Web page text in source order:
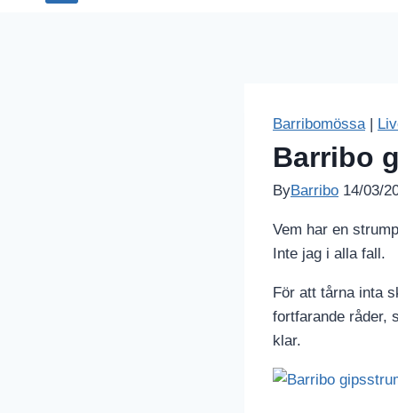
Barribomössa |
Barribo
ByBarribo 14/03/
Vem har en
Inte jag i alla fall.
För att tårna inta
fortfarande råder,
klar.